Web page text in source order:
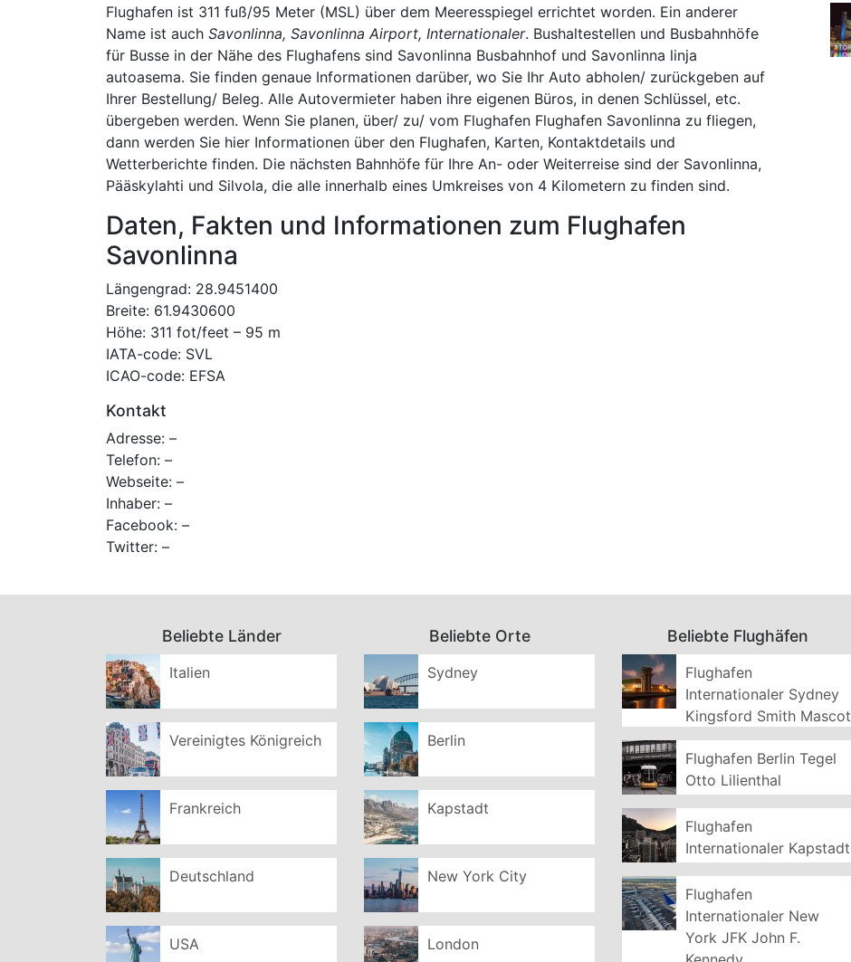
Flughafen ist 311 fuß/95 Meter (MSL) über dem Meeresspiegel errichtet worden. Ein anderer
Name ist auch Savonlinna, Savonlinna Airport, Internationaler. Bushaltestellen und Busbahnhöfe
für Busse in der Nähe des Flughafens sind Savonlinna Busbahnhof und Savonlinna linja
autoasema. Sie finden genaue Informationen darüber, wo Sie Ihr Auto abholen/ zurückgeben auf
Ihrer Bestellung/ Beleg. Alle Autovermieter haben ihre eigenen Büros, in denen Schlüssel, etc.
übergeben werden. Wenn Sie planen, über/ zu/ vom Flughafen Flughafen Savonlinna zu fliegen,
dann werden Sie hier Informationen über den Flughafen, Karten, Kontaktdetails und
Wetterberichte finden. Die nächsten Bahnhöfe für Ihre An- oder Weiterreise sind der Savonlinna,
Pääskylahti und Silvola, die alle innerhalb eines Umkreises von 4 Kilometern zu finden sind.
Daten, Fakten und Informationen zum Flughafen
Savonlinna
Längengrad: 28.9451400
Breite: 61.9430600
Höhe: 311 fot/feet – 95 m
IATA-code: SVL
ICAO-code: EFSA
Kontakt
Adresse: –
Telefon: –
Webseite: –
Inhaber: –
Facebook: –
Twitter: –
Beliebte Länder
Italien
Vereinigtes Königreich
Frankreich
Deutschland
USA
Beliebte Orte
Sydney
Berlin
Kapstadt
New York City
London
Beliebte Flughäfen
Flughafen
Internationaler Sydney
Kingsford Smith Mascot
Flughafen Berlin Tegel
Otto Lilienthal
Flughafen
Internationaler Kapstadt
Flughafen
Internationaler New
York JFK John F.